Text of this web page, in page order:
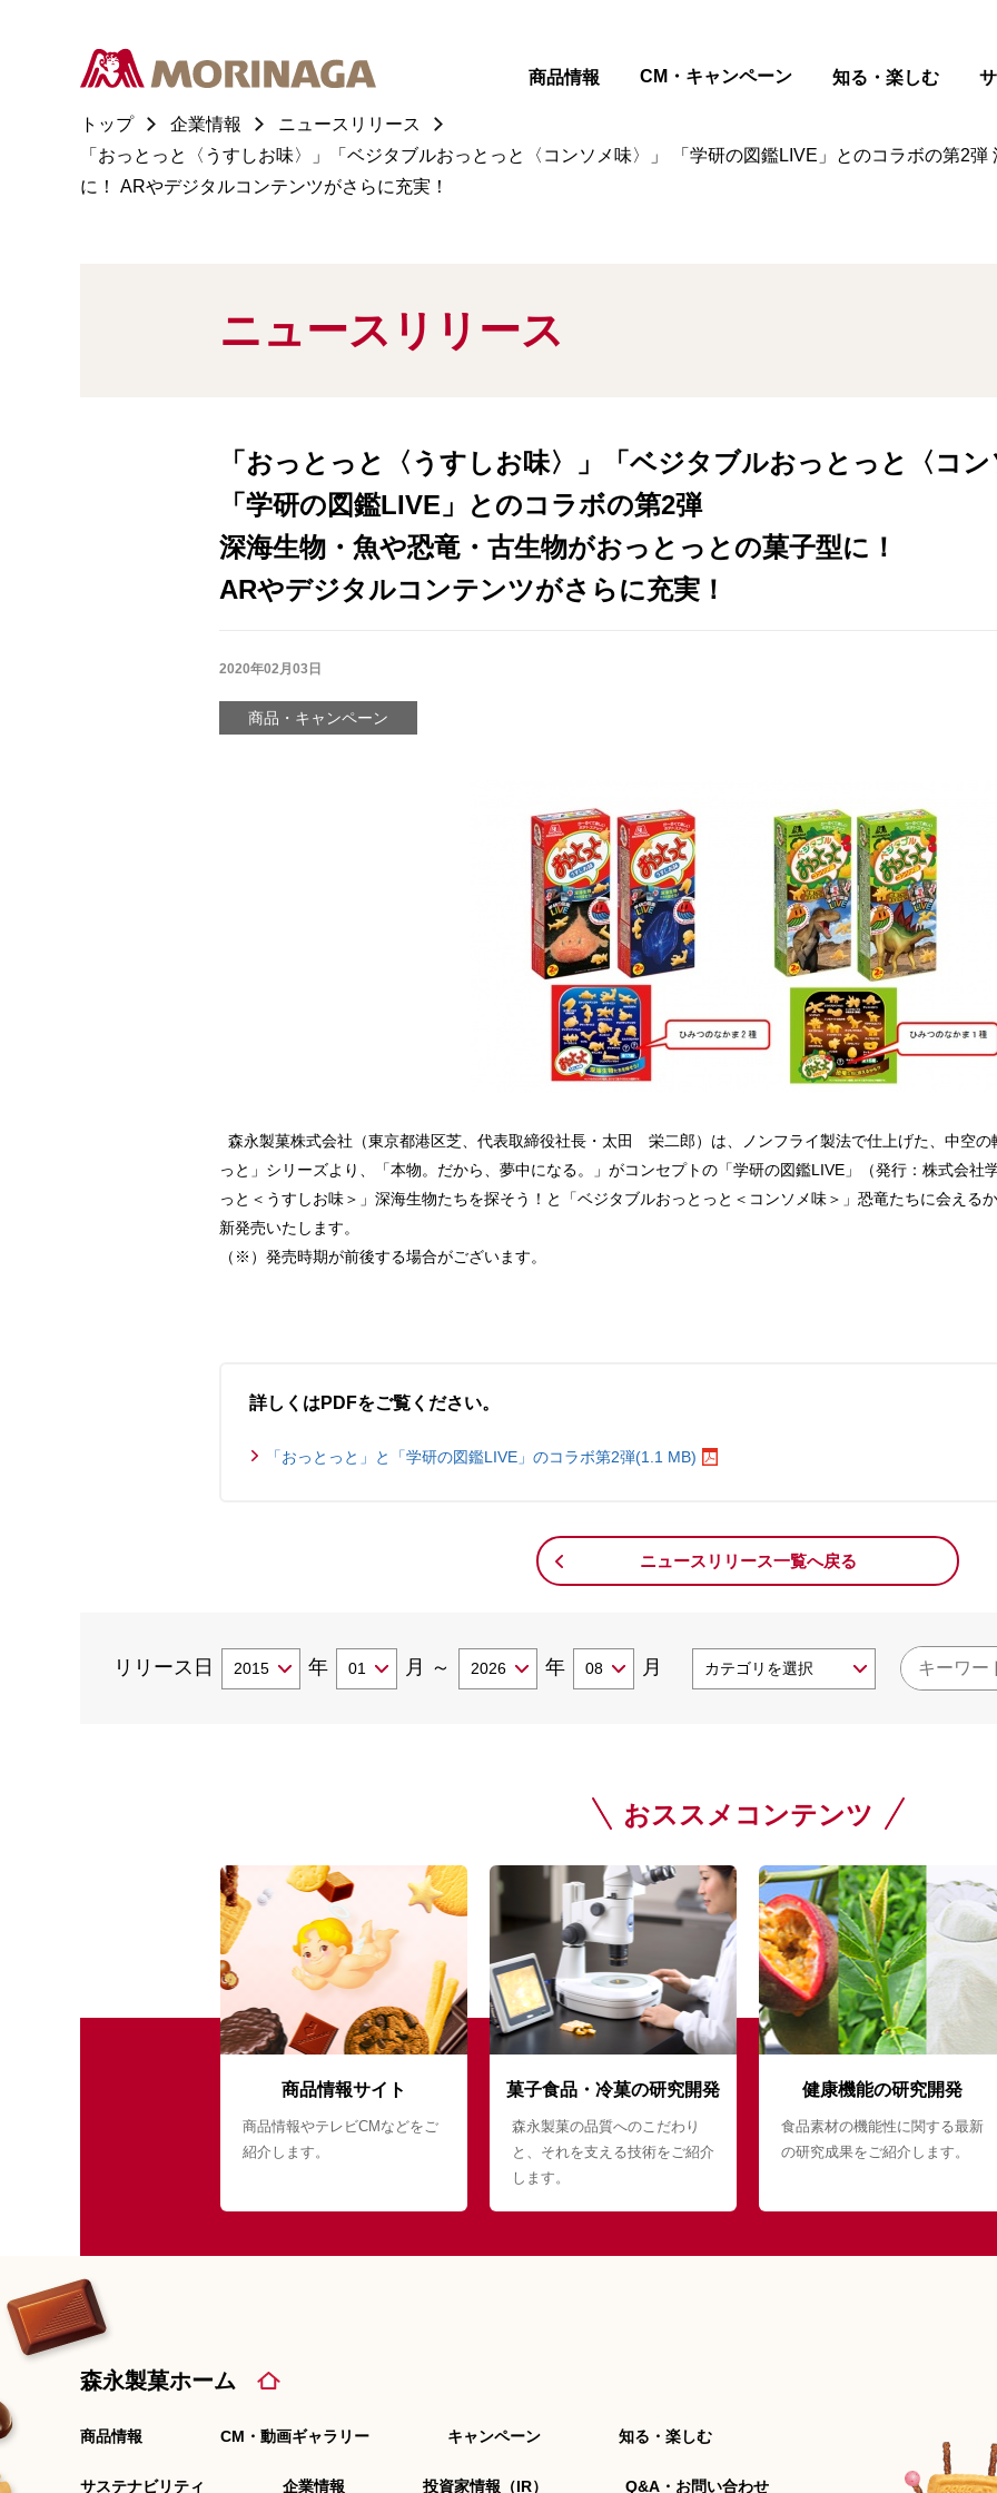
商品情報 CM・キャンペーン 知る・楽しむ
トップ 企業情報
ニュースリリース
「おっとっと〈うすしお味〉」「ベジタブルおっとっと〈コンソメ味〉」 「学研の図鑑LIVE」とのコラボの第2
に！ ARやデジタルコンテンツがさらに充実！
ニュースリリース
「おっとっと〈うすしお味〉」「ベジタブルおっとっと〈コ
「学研の図鑑LIVE」とのコラボの第2弾
深海生物・魚や恐竜・古生物がおっとっとの菓子型に！
ARやデジタルコンテンツがさらに充実！
2020年02月03日
商品・キャンペーン
森永製菓株式会社（東京都港区芝、代表取締役社長・太田 栄二郎）は、ノンフライ製法で仕上げた、中空
っと」シリーズより、「本物。だから、夢中になる。」がコンセプトの「学研の図鑑LIVE」（発行：株式会社
っと＜うすしお味＞」深海生物たちを探そう！と「ベジタブルおっとっと＜コンソメ味＞」恐竜たちに会え
新発売いたします。
（※）発売時期が前後する場合がございます。
詳しくはPDFをご覧ください。
「おっとっと」と「学研の図鑑LIVE」のコラボ第2弾(1.1 MB)
ニュースリリース一覧へ戻る
リリース日 年 月 ～ 年 月
おススメコンテンツ
商品情報サイト
商品情報やテレビCMなどをご
紹介します。
菓子食品・冷菓の研究開発
森永製菓の品質へのこだわり
と、それを支える技術をご紹介
します。
健康機能の研究開発
食品素材の機能性に関する最新
の研究成果をご紹介します。
森永製菓ホーム
商品情報 CM・動画ギャラリー キャンペーン 知る・楽しむ
サステナビリティ 企業情報 投資家情報（IR） Q&A・お問い合わせ